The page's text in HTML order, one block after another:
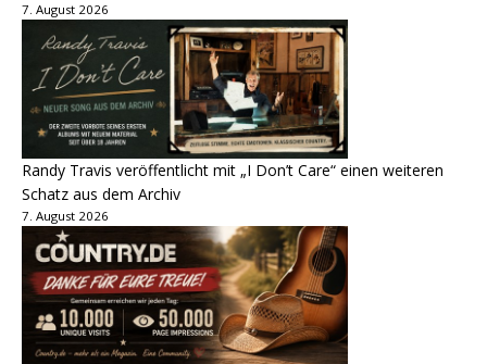
7. August 2026
Randy Travis veröffentlicht mit „I Don’t Care“ einen weiteren
Schatz aus dem Archiv
7. August 2026